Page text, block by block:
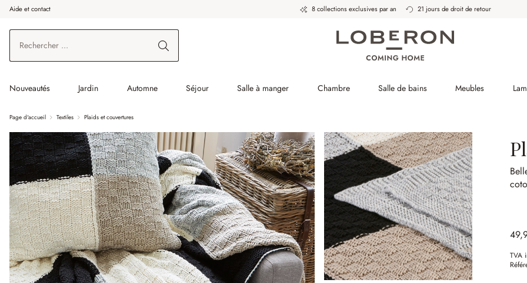
au contenu principal
Aller à la recherche
Aller à la navigation principale
Aide et contact 8 collections exclusives par an 21 jours de droit de retour
Nouveautés Jardin Automne Séjour Salle à manger Chambre Salle de bains Meubles
Page d'accueil Textiles Plaids et couvertures
TVA